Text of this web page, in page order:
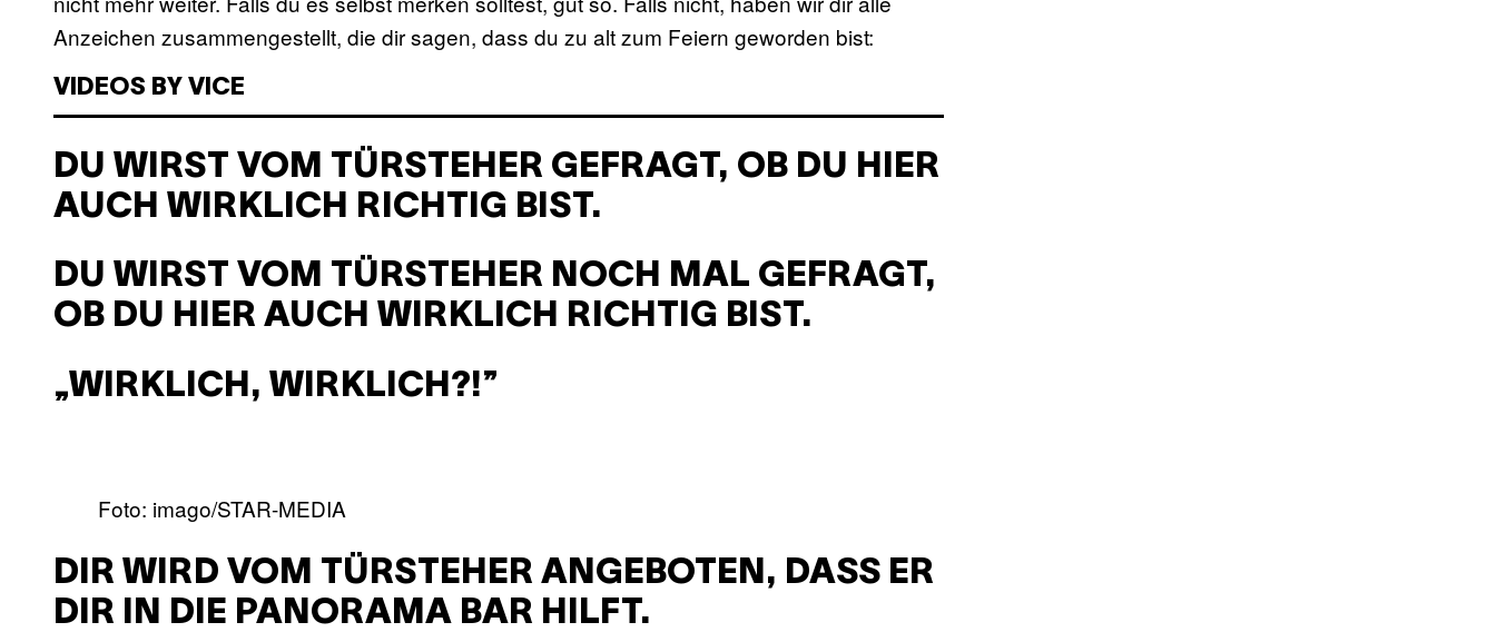
Anzeichen zusammengestellt, die dir sagen, dass du zu alt zum Feiern geworden bist:
VIDEOS BY VICE
DU WIRST VOM TÜRSTEHER GEFRAGT, OB DU HIER
AUCH WIRKLICH RICHTIG BIST.
DU WIRST VOM TÜRSTEHER NOCH MAL GEFRAGT,
OB DU HIER AUCH WIRKLICH RICHTIG BIST.
„WIRKLICH, WIRKLICH?!”
Foto: imago/STAR-MEDIA
DIR WIRD VOM TÜRSTEHER ANGEBOTEN, DASS ER
DIR IN DIE PANORAMA BAR HILFT.